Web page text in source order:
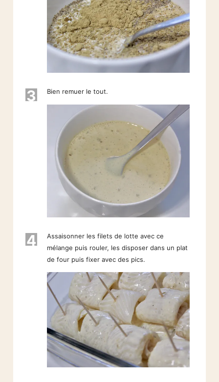
3 Bien remuer le tout.
4
Assaisonner les filets de lotte avec ce
mélange puis rouler, les disposer dans un plat
de four puis fixer avec des pics.